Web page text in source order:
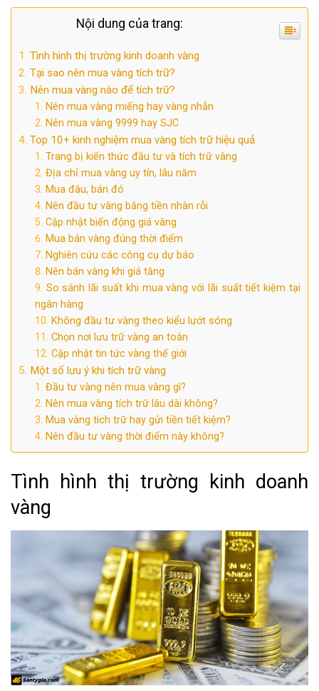
Nội dung của trang:
Tình hình thị trường kinh doanh vàng
Tại sao nên mua vàng tích trữ?
Nên mua vàng nào để tích trữ?
Nên mua vàng miếng hay vàng nhẫn
Nên mua vàng 9999 hay SJC
Top 10+ kinh nghiệm mua vàng tích trữ hiệu quả
Trang bị kiến thức đầu tư và tích trữ vàng
Địa chỉ mua vàng uy tín, lâu năm
Mua đâu, bán đó
Nên đầu tư vàng bằng tiền nhàn rỗi
Cập nhật biến động giá vàng
Mua bán vàng đúng thời điểm
Nghiên cứu các công cụ dự báo
Nên bán vàng khi giá tăng
So sánh lãi suất khi mua vàng với lãi suất tiết kiệm tại
ngân hàng
Không đầu tư vàng theo kiểu lướt sóng
Chọn nơi lưu trữ vàng an toàn
Cập nhật tin tức vàng thế giới
Một số lưu ý khi tích trữ vàng
Đầu tư vàng nên mua vàng gì?
Nên mua vàng tích trữ lâu dài không?
Mua vàng tích trữ hay gửi tiền tiết kiệm?
Nên đầu tư vàng thời điểm này không?
Tình hình thị trường kinh doanh
vàng